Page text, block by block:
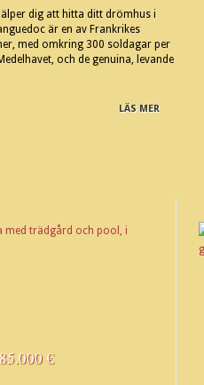
dig att hitta ditt drömhus i
är en av Frankrikes
med omkring 300 soldagar per
och de genuina, levande
LÄS MER
€